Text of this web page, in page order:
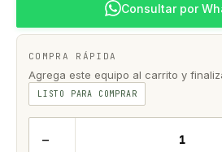
Consultar por
COMPRA RÁPIDA
Agrega este equipo al carrito y
LISTO PARA COMPRAR
−